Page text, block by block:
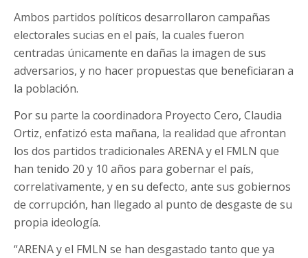
Ambos partidos políticos desarrollaron campañas
electorales sucias en el país, la cuales fueron
centradas únicamente en dañas la imagen de sus
adversarios, y no hacer propuestas que beneficiaran a
la población.
Por su parte la coordinadora Proyecto Cero, Claudia
Ortiz, enfatizó esta mañana, la realidad que afrontan
los dos partidos tradicionales ARENA y el FMLN que
han tenido 20 y 10 años para gobernar el país,
correlativamente, y en su defecto, ante sus gobiernos
de corrupción, han llegado al punto de desgaste de su
propia ideología.
“ARENA y el FMLN se han desgastado tanto que ya